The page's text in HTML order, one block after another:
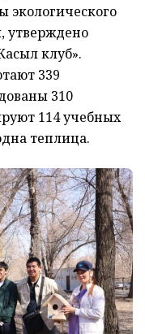
экологического
утверждено
клуб».
339
310
114 учебных
теплица.